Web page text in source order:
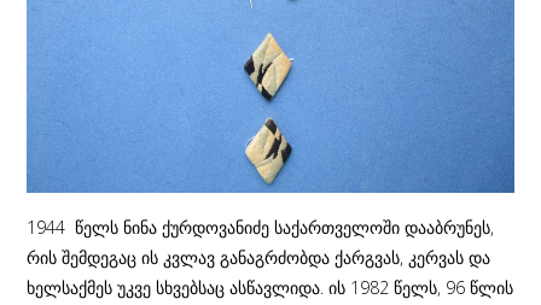
1944 წელს ნინა ქურდოვანიძე საქართველოში დააბრუნეს,
რის შემდეგაც ის კვლავ განაგრძობდა ქარგვას, კერვას და
ხელსაქმეს უკვე სხვებსაც ასწავლიდა. ის 1982 წელს, 96 წლის